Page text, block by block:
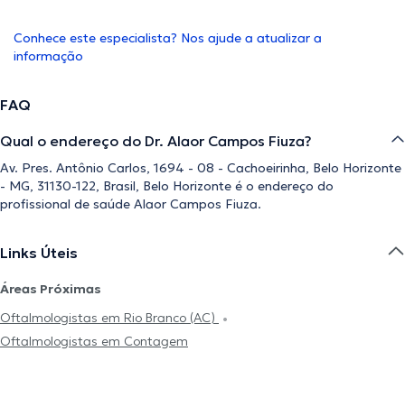
Conhece este especialista? Nos ajude a atualizar a
informação
FAQ
Qual o endereço do Dr. Alaor Campos Fiuza?
Av. Pres. Antônio Carlos, 1694 - 08 - Cachoeirinha, Belo Horizonte
- MG, 31130-122, Brasil, Belo Horizonte é o endereço do
profissional de saúde Alaor Campos Fiuza.
Links Úteis
Áreas Próximas
Oftalmologistas em Rio Branco (AC)
Oftalmologistas em Contagem